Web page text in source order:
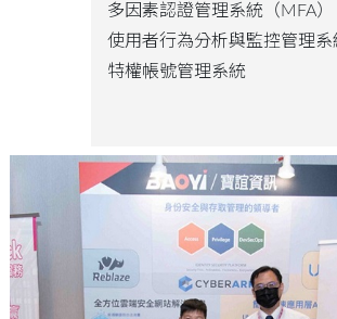
多因素認證管理系統（MFA）
使用者行為分析與監控管理系
特權帳號管理系統